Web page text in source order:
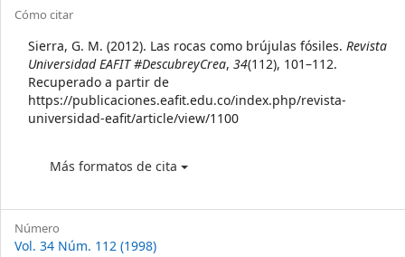
Article
Details
Cómo citar
Sierra, G. M. (2012). Las rocas como brújulas fósiles. Revista
Universidad EAFIT #DescubreyCrea, 34(112), 101–112.
Recuperado a partir de
https://publicaciones.eafit.edu.co/index.php/revista-
universidad-eafit/article/view/1100
Más formatos de cita
Número
Vol. 34 Núm. 112 (1998)